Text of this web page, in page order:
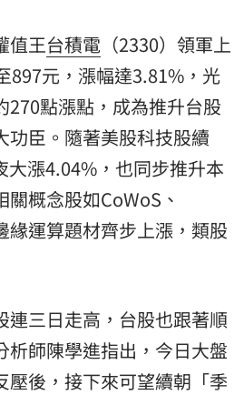
值王台積電 （2330）領軍上
897元，漲幅達3.81%，光
270點漲點，成為推升台股
功臣。隨著美股科技股續
大漲4.04%，也同步推升本
概念股如CoWoS、
緣運算題材齊步上漲，類股
連三日走高，台股也跟著順
析師陳學進指出，今日大盤
壓後，接下來可望續朝「季